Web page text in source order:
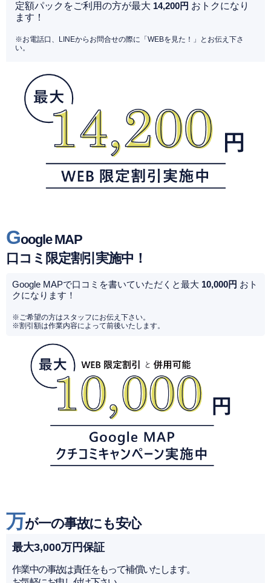
定額パックをご利用の方が最大 14,200円 おトクになり
ます！
※お電話口、LINEからお問合せの際に「WEBを見た！」とお伝え下さ
い。
Google MAP
口コミ限定割引実施中！
Google MAPで口コミを書いていただくと最大 10,000円 おト
クになります！
※ご希望の方はスタッフにお伝え下さい。
※割引額は作業内容によって前後いたします。
万が一の事故にも安心
最大3,000万円保証
作業中の事故は責任をもって補償いたします。